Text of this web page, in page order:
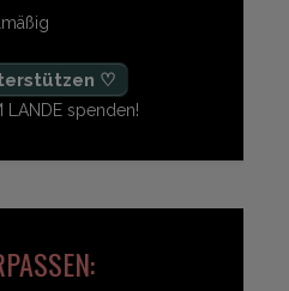
♡
LANDE spenden!